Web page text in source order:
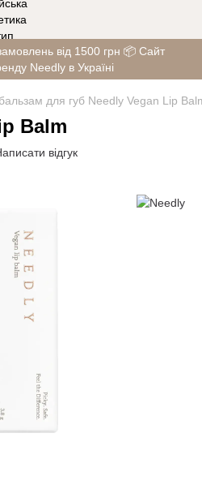
від 1500 грн 📦 Сайт
Needly в Україні
для губ Needly Vegan Lip
Balm
відгук